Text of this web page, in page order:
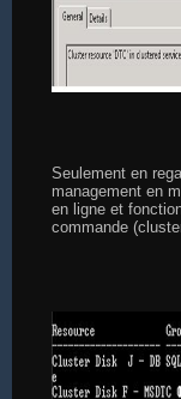
Seulement en
management en
en ligne et
commande